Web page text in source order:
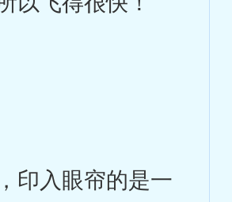
印入眼帘的是一